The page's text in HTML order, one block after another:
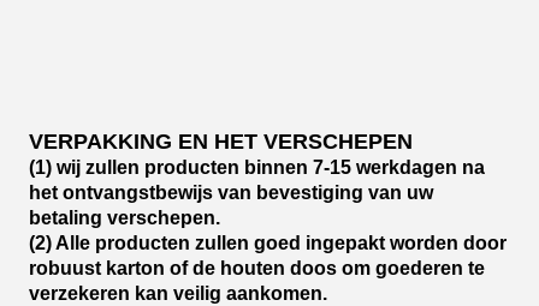
VERPAKKING EN HET VERSCHEPEN
(1) wij zullen producten binnen 7-15 werkdagen na
het ontvangstbewijs van bevestiging van uw
betaling verschepen.
(2) Alle producten zullen goed ingepakt worden door
robuust karton of de houten doos om goederen te
verzekeren kan veilig aankomen.